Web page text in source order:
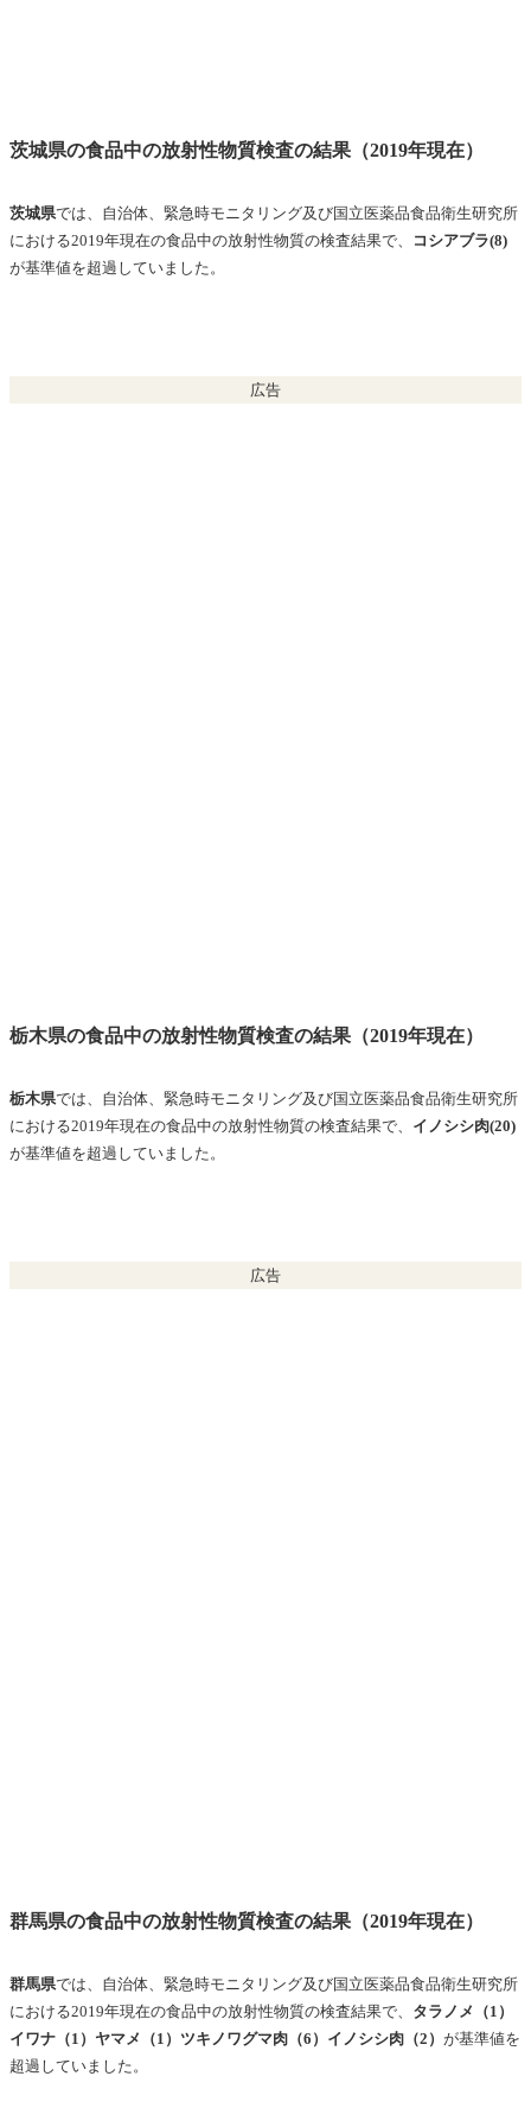
茨城県の食品中の放射性物質検査の結果（2019年現在）
茨城県では、自治体、緊急時モニタリング及び国立医薬品食品衛生研究所
における2019年現在の食品中の放射性物質の検査結果で、
コシアブラ(8)
が基準値を超過していました。
広告
栃木県の食品中の放射性物質検査の結果（2019年現在）
栃木県では、自治体、緊急時モニタリング及び国立医薬品食品衛生研究所
における2019年現在の食品中の放射性物質の検査結果で、 イノシシ肉(20)
が基準値を超過していました。
広告
群馬県の食品中の放射性物質検査の結果（2019年現在）
群馬県では、自治体、緊急時モニタリング及び国立医薬品食品衛生研究所
における2019年現在の食品中の放射性物質の検査結果で、 タラノメ（1）
イワナ（1）ヤマメ（1）ツキノワグマ肉（6）イノシシ肉（2） が基準値を
超過していました。